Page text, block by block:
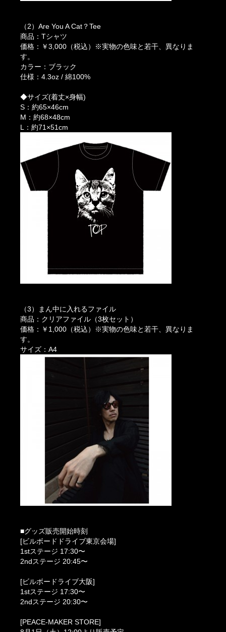
（2）Are You A Cat？Tee
商品：Tシャツ
価格：￥3,000（税込）※実物の色味と若干、異なりま
す。
カラー：ブラック
仕様：4.3oz / 綿100%
◆サイズ(着丈×身幅)
S：約65×46cm
M：約68×48cm
L：約71×51cm
（3）まん中に入れるファイル
商品：クリアファイル（3枚セット）
価格：￥1,000（税込）※実物の色味と若干、異なりま
す。
サイズ：A4
■グッズ販売開始時刻
[ビルボードドライブ東京会場]
1stステージ 17:30〜
2ndステージ 20:45〜
[ビルボードライブ大阪]
1stステージ 17:30〜
2ndステージ 20:30〜
[PEACE-MAKER STORE]